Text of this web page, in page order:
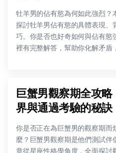
牡羊男的佔有慾為何如此強烈？
探討牡羊男佔有慾的具體表現、
巧。你是否也好奇如何與佔有慾
裡有完整解答，幫助你化解矛盾
巨蟹男觀察期全攻
界與通過考驗的秘訣
你是否正在為巨蟹男的觀察期而
麼？巨蟹男觀察期是他們測試伴
章從星座性格學角度，全面探討